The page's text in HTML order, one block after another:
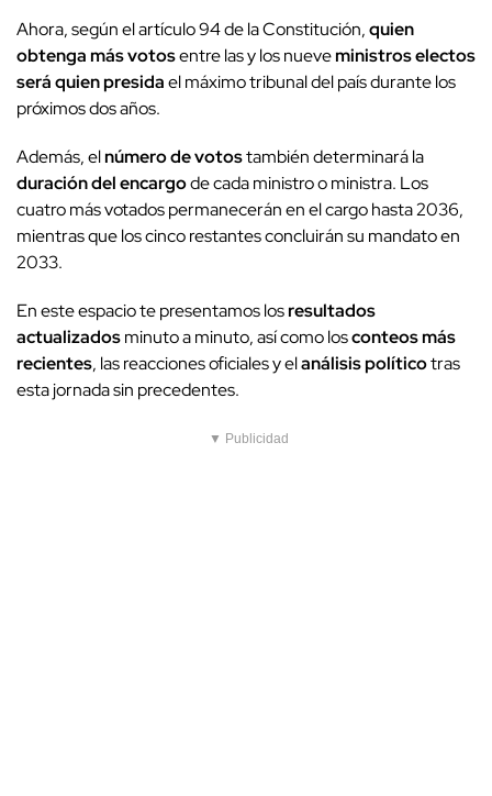
Ahora, según el artículo 94 de la Constitución,quien
obtenga más votosentre las y los nueveministros electos
será quien presidael máximo tribunal del país durante los
próximos dos años.
Además, elnúmero de votostambién determinará la
duración del encargode cada ministro o ministra. Los
cuatro más votados permanecerán en el cargo hasta 2036,
mientras que los cinco restantes concluirán su mandato en
2033.
En este espacio te presentamos losresultados
actualizadosminuto a minuto, así como losconteos más
recientes, las reacciones oficiales y elanálisis políticotras
esta jornada sin precedentes.
▼ Publicidad